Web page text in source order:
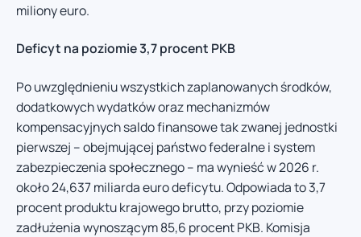
miliony euro.
Deficyt na poziomie 3,7 procent PKB
Po uwzględnieniu wszystkich zaplanowanych środków,
dodatkowych wydatków oraz mechanizmów
kompensacyjnych saldo finansowe tak zwanej jednostki
pierwszej – obejmującej państwo federalne i system
zabezpieczenia społecznego – ma wynieść w 2026 r.
około 24,637 miliarda euro deficytu. Odpowiada to 3,7
procent produktu krajowego brutto, przy poziomie
zadłużenia wynoszącym 85,6 procent PKB. Komisja